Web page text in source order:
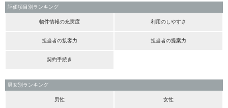
評価項目別ランキング
物件情報の充実度 利用のしやすさ
担当者の接客力 担当者の提案力
契約手続き
男女別ランキング
男性 女性